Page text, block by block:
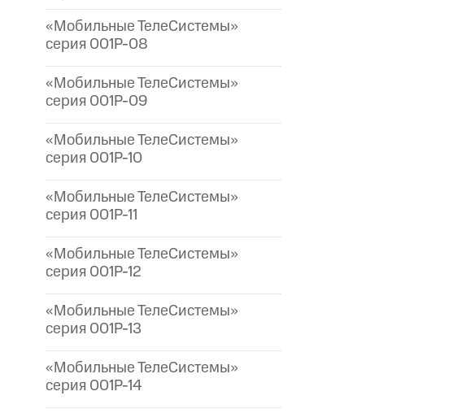
«Мобильные ТелеСистемы»
серия 001P-08
«Мобильные ТелеСистемы»
серия 001P-09
«Мобильные ТелеСистемы»
серия 001P-10
«Мобильные ТелеСистемы»
серия 001P-11
«Мобильные ТелеСистемы»
серия 001P-12
«Мобильные ТелеСистемы»
серия 001P-13
«Мобильные ТелеСистемы»
серия 001P-14